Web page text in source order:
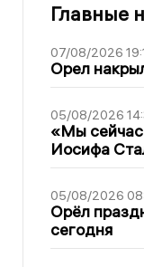
Главные
07/08/2026
Орел
05/08/2026
«Мы сейчас
Иосифа
05/08/2026
Орёл
сегодня